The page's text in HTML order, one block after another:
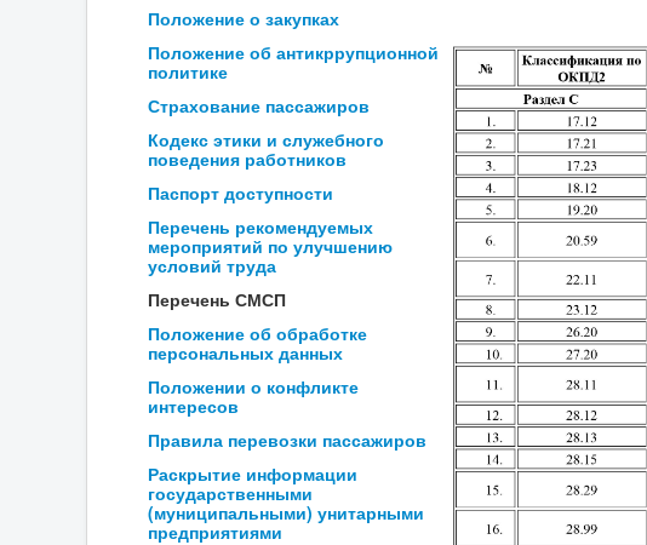
Положение о закупках
Положение об антикррупционной
политике
Страхование пассажиров
Кодекс этики и служебного
поведения работников
Паспорт доступности
Перечень рекомендуемых
мероприятий по улучшению
условий труда
Перечень СМСП
Положение об обработке
персональных данных
Положении о конфликте
интересов
Правила перевозки пассажиров
Раскрытие информации
государственными
(муниципальными) унитарными
предприятиями